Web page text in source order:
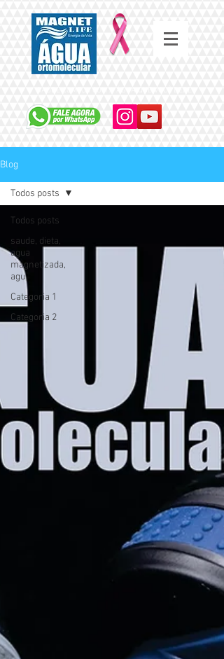
Blog
Todos posts
saude, dieta,
agua
magnetizada,
agu
Categoria 1
Categoria 2
Todos posts